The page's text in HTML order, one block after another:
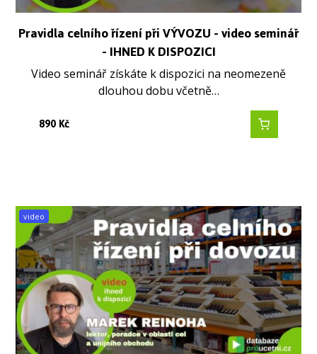
Pravidla celního řízení při VÝVOZU - video seminář
- IHNED K DISPOZICI
Video seminář získáte k dispozici na neomezeně
dlouhou dobu včetně…
890Kč
video